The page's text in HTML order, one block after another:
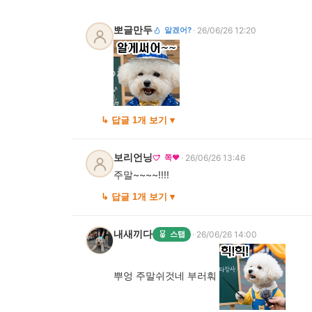
뽀글만두 알겠어? · 26/06/26 12:20
↳ 답글 1개 보기 ▾
보리언닝 쪽❤️ · 26/06/26 13:46
주말~~~~!!!!
↳ 답글 1개 보기 ▾
내새끼다 스탭 · 26/06/26 14:00
뿌엉 주말쉬것네 부러훠